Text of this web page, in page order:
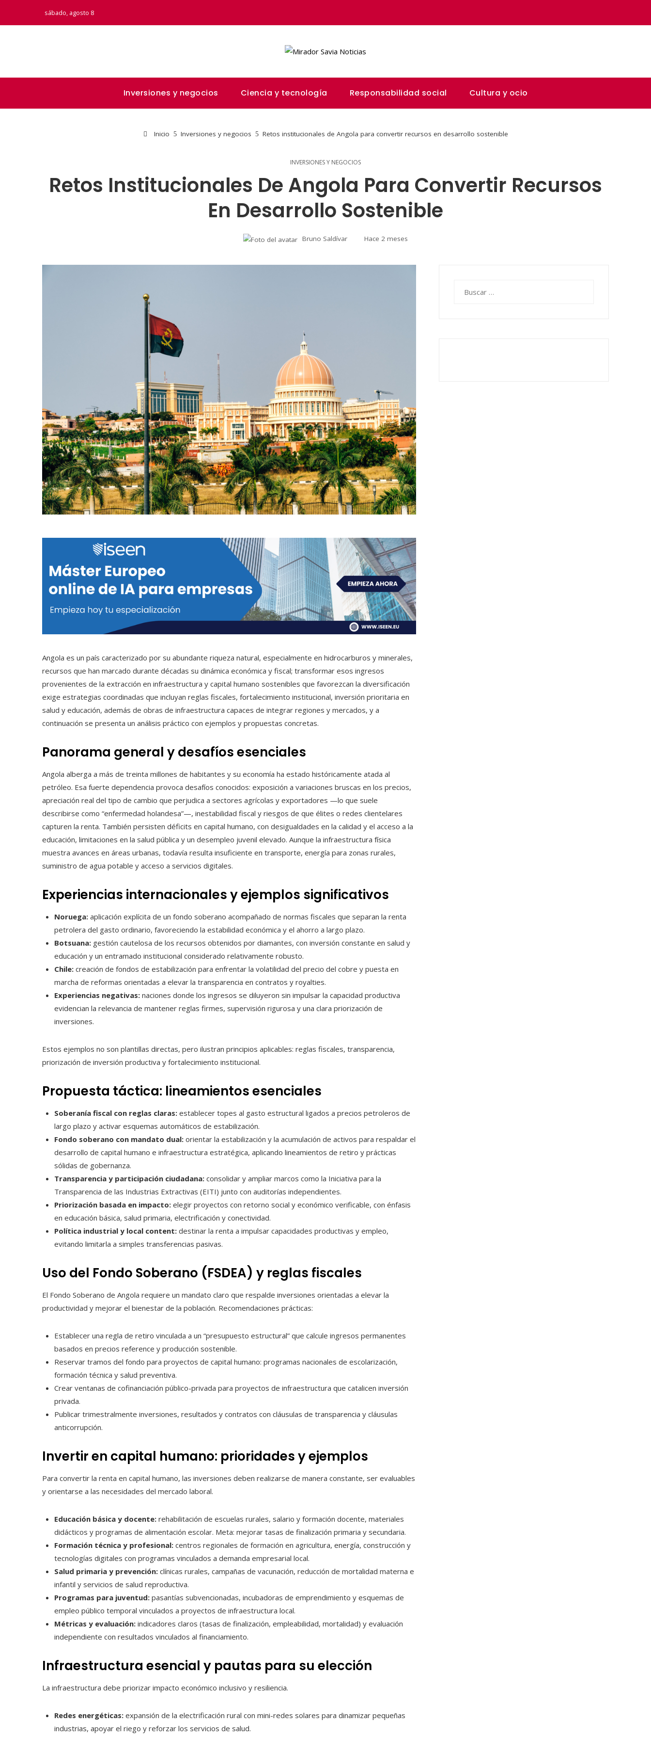
sábado, agosto 8
Inversiones y negocios Ciencia y tecnología Responsabilidad social Cultura y ocio
Inicio Inversiones y negocios Retos institucionales de Angola para convertir recursos en desarrollo sostenible
INVERSIONES Y NEGOCIOS
Retos Institucionales De Angola Para Convertir Recursos
En Desarrollo Sostenible
Bruno Saldívar Hace 2 meses
Angola es un país caracterizado por su abundante riqueza natural, especialmente en hidrocarburos y minerales,
recursos que han marcado durante décadas su dinámica económica y fiscal; transformar esos ingresos
provenientes de la extracción en infraestructura y capital humano sostenibles que favorezcan la diversificación
exige estrategias coordinadas que incluyan reglas fiscales, fortalecimiento institucional, inversión prioritaria en
salud y educación, además de obras de infraestructura capaces de integrar regiones y mercados, y a
continuación se presenta un análisis práctico con ejemplos y propuestas concretas.
Panorama general y desafíos esenciales
Angola alberga a más de treinta millones de habitantes y su economía ha estado históricamente atada al
petróleo. Esa fuerte dependencia provoca desafíos conocidos: exposición a variaciones bruscas en los precios,
apreciación real del tipo de cambio que perjudica a sectores agrícolas y exportadores —lo que suele
describirse como “enfermedad holandesa”—, inestabilidad fiscal y riesgos de que élites o redes clientelares
capturen la renta. También persisten déficits en capital humano, con desigualdades en la calidad y el acceso a la
educación, limitaciones en la salud pública y un desempleo juvenil elevado. Aunque la infraestructura física
muestra avances en áreas urbanas, todavía resulta insuficiente en transporte, energía para zonas rurales,
suministro de agua potable y acceso a servicios digitales.
Experiencias internacionales y ejemplos significativos
Noruega: aplicación explícita de un fondo soberano acompañado de normas fiscales que separan la renta
petrolera del gasto ordinario, favoreciendo la estabilidad económica y el ahorro a largo plazo.
Botsuana: gestión cautelosa de los recursos obtenidos por diamantes, con inversión constante en salud y
educación y un entramado institucional considerado relativamente robusto.
Chile: creación de fondos de estabilización para enfrentar la volatilidad del precio del cobre y puesta en
marcha de reformas orientadas a elevar la transparencia en contratos y royalties.
Experiencias negativas: naciones donde los ingresos se diluyeron sin impulsar la capacidad productiva
evidencian la relevancia de mantener reglas firmes, supervisión rigurosa y una clara priorización de
inversiones.
Estos ejemplos no son plantillas directas, pero ilustran principios aplicables: reglas fiscales, transparencia,
priorización de inversión productiva y fortalecimiento institucional.
Propuesta táctica: lineamientos esenciales
Soberanía fiscal con reglas claras: establecer topes al gasto estructural ligados a precios petroleros de
largo plazo y activar esquemas automáticos de estabilización.
Fondo soberano con mandato dual: orientar la estabilización y la acumulación de activos para respaldar el
desarrollo de capital humano e infraestructura estratégica, aplicando lineamientos de retiro y prácticas
sólidas de gobernanza.
Transparencia y participación ciudadana: consolidar y ampliar marcos como la Iniciativa para la
Transparencia de las Industrias Extractivas (EITI) junto con auditorías independientes.
Priorización basada en impacto: elegir proyectos con retorno social y económico verificable, con énfasis
en educación básica, salud primaria, electrificación y conectividad.
Política industrial y local content: destinar la renta a impulsar capacidades productivas y empleo,
evitando limitarla a simples transferencias pasivas.
Uso del Fondo Soberano (FSDEA) y reglas fiscales
El Fondo Soberano de Angola requiere un mandato claro que respalde inversiones orientadas a elevar la
productividad y mejorar el bienestar de la población. Recomendaciones prácticas:
Establecer una regla de retiro vinculada a un “presupuesto estructural” que calcule ingresos permanentes
basados en precios reference y producción sostenible.
Reservar tramos del fondo para proyectos de capital humano: programas nacionales de escolarización,
formación técnica y salud preventiva.
Crear ventanas de cofinanciación público-privada para proyectos de infraestructura que catalicen inversión
privada.
Publicar trimestralmente inversiones, resultados y contratos con cláusulas de transparencia y cláusulas
anticorrupción.
Invertir en capital humano: prioridades y ejemplos
Para convertir la renta en capital humano, las inversiones deben realizarse de manera constante, ser evaluables
y orientarse a las necesidades del mercado laboral.
Educación básica y docente: rehabilitación de escuelas rurales, salario y formación docente, materiales
didácticos y programas de alimentación escolar. Meta: mejorar tasas de finalización primaria y secundaria.
Formación técnica y profesional: centros regionales de formación en agricultura, energía, construcción y
tecnologías digitales con programas vinculados a demanda empresarial local.
Salud primaria y prevención: clínicas rurales, campañas de vacunación, reducción de mortalidad materna e
infantil y servicios de salud reproductiva.
Programas para juventud: pasantías subvencionadas, incubadoras de emprendimiento y esquemas de
empleo público temporal vinculados a proyectos de infraestructura local.
Métricas y evaluación: indicadores claros (tasas de finalización, empleabilidad, mortalidad) y evaluación
independiente con resultados vinculados al financiamiento.
Infraestructura esencial y pautas para su elección
La infraestructura debe priorizar impacto económico inclusivo y resiliencia.
Redes energéticas: expansión de la electrificación rural con mini-redes solares para dinamizar pequeñas
industrias, apoyar el riego y reforzar los servicios de salud.